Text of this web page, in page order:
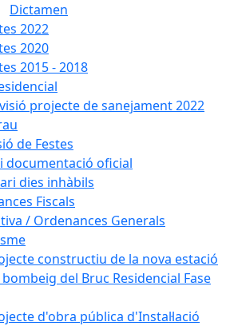
Dictamen
2022
2020
2015 - 2018
projecte de sanejament 2022
de Festes
documentació oficial
dies inhàbils
Fiscals
/ Ordenances Generals
constructiu de la nova estació
del Bruc Residencial Fase
d'obra pública d'Instal·lació